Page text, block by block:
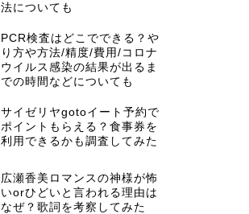
法についても
PCR検査はどこでできる？や
り方や方法/精度/費用/コロナ
ウイルス感染の結果が出るま
での時間などについても
サイゼリヤgotoイート予約で
ポイントもらえる？食事券を
利用できるかも調査してみた
広瀬香美ロマンスの神様が怖
いorひどいと言われる理由は
なぜ？歌詞を考察してみた